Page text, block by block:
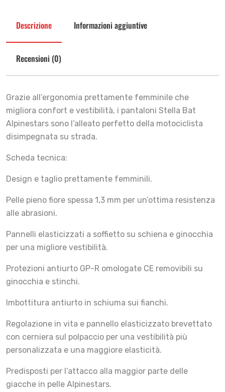
Descrizione Informazioni aggiuntive
Recensioni (0)
Grazie all’ergonomia prettamente femminile che
migliora confort e vestibilità, i pantaloni Stella Bat
Alpinestars sono l’alleato perfetto della motociclista
disimpegnata su strada.
Scheda tecnica:
Design e taglio prettamente femminili.
Pelle pieno fiore spessa 1,3 mm per un’ottima resistenza
alle abrasioni.
Pannelli elasticizzati a soffietto su schiena e ginocchia
per una migliore vestibilità.
Protezioni antiurto GP-R omologate CE removibili su
ginocchia e stinchi.
Imbottitura antiurto in schiuma sui fianchi.
Regolazione in vita e pannello elasticizzato brevettato
con cerniera sul polpaccio per una vestibilità più
personalizzata e una maggiore elasticità.
Predisposti per l’attacco alla maggior parte delle
giacche in pelle Alpinestars.